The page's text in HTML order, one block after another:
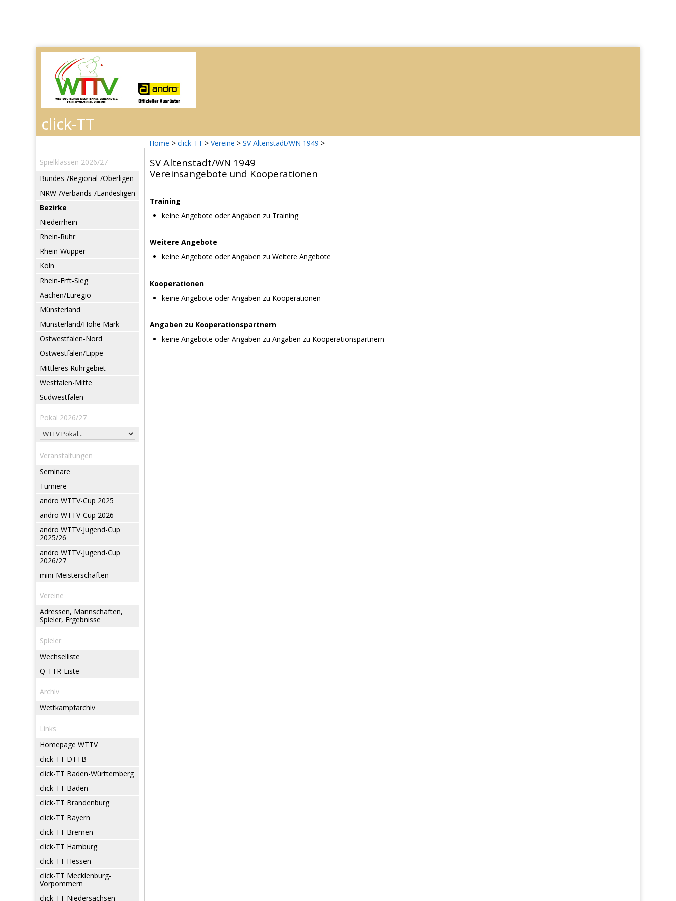
Home > click-TT > Vereine > SV Altenstadt/WN 1949 >
Spielklassen 2026/27
Bundes-/Regional-/Oberligen
NRW-/Verbands-/Landesligen
Bezirke
Niederrhein
Rhein-Ruhr
Rhein-Wupper
Köln
Rhein-Erft-Sieg
Aachen/Euregio
Münsterland
Münsterland/Hohe Mark
Ostwestfalen-Nord
Ostwestfalen/Lippe
Mittleres Ruhrgebiet
Westfalen-Mitte
Südwestfalen
Pokal 2026/27
Veranstaltungen
Seminare
Turniere
andro WTTV-Cup 2025
andro WTTV-Cup 2026
andro WTTV-Jugend-Cup
2025/26
andro WTTV-Jugend-Cup
2026/27
mini-Meisterschaften
Vereine
Adressen, Mannschaften,
Spieler, Ergebnisse
Spieler
Wechselliste
Q-TTR-Liste
Archiv
Wettkampfarchiv
Links
Homepage WTTV
click-TT DTTB
click-TT Baden-Württemberg
click-TT Baden
click-TT Brandenburg
click-TT Bayern
click-TT Bremen
click-TT Hamburg
click-TT Hessen
click-TT Mecklenburg-
Vorpommern
click-TT Niedersachsen
SV Altenstadt/WN 1949
Vereinsangebote und Kooperationen
Training
keine Angebote oder Angaben zu Training
Weitere Angebote
keine Angebote oder Angaben zu Weitere Angebote
Kooperationen
keine Angebote oder Angaben zu Kooperationen
Angaben zu Kooperationspartnern
keine Angebote oder Angaben zu Angaben zu Kooperationspartnern